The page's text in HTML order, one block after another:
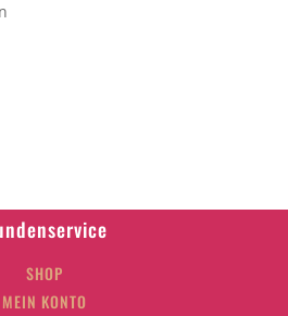
SHOP
MEIN KONTO